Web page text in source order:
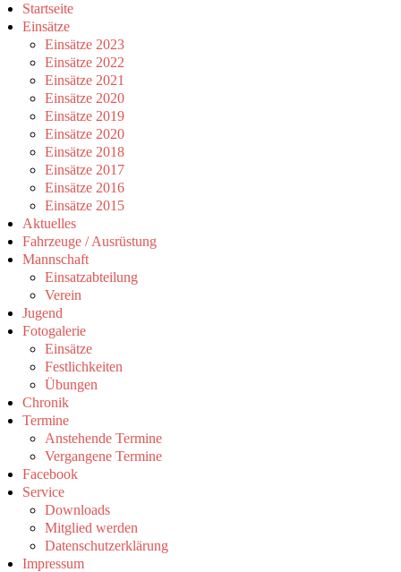
Startseite
Einsätze
Einsätze 2023
Einsätze 2022
Einsätze 2021
Einsätze 2020
Einsätze 2019
Einsätze 2020
Einsätze 2018
Einsätze 2017
Einsätze 2016
Einsätze 2015
Aktuelles
Fahrzeuge / Ausrüstung
Mannschaft
Einsatzabteilung
Verein
Jugend
Fotogalerie
Einsätze
Festlichkeiten
Übungen
Chronik
Termine
Anstehende Termine
Vergangene Termine
Facebook
Service
Downloads
Mitglied werden
Datenschutzerklärung
Impressum
Jahr
Monat
Jahr
Monat